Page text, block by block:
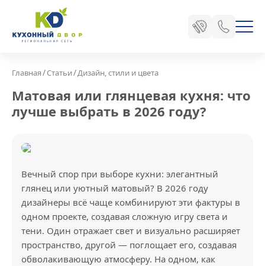
Главная/Статьи/Дизайн, стили и цвета
Матовая или глянцевая кухня: что
лучше выбрать в 2026 году?
Вечный спор при выборе кухни: элегантный
глянец или уютный матовый? В 2026 году
дизайнеры всё чаще комбинируют эти фактуры в
одном проекте, создавая сложную игру света и
тени. Один отражает свет и визуально расширяет
пространство, другой — поглощает его, создавая
обволакивающую атмосферу. На одном, как